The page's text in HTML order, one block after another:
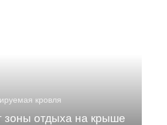
кровля
зоны отдыха на крыше